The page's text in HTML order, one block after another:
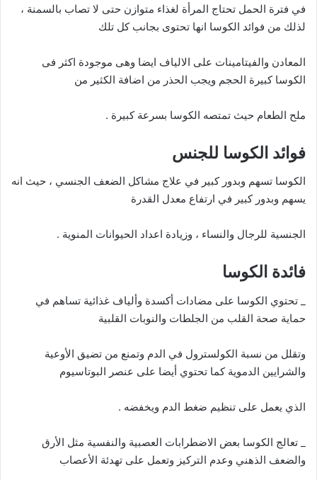
في فترة الحمل تحتاج المرأة لغذاء متوازن حتى لا تصاب بالسمنة ،
لذلك من فوائد الكوسا انها تحتوى بجانب كل تلك
المعادن والفيتامينات على الالياف ايضا وهى موجودة اكثر فى
الكوسا كبيرة الحجم ويجب الحذر من اضافة الكثير من
ملح الطعام حيث تمتصه الكوسا بسرعة كبيرة .
فوائد الكوسا للجنس
الكوسا تسهم وبدور كبير في علاج مشاكل الضعف الجنسي ، حيث انه
يسهم وبدور كبير في ارتفاع معدل القدرة
الجنسية للرجال والنساء ، وزيادة اعداد الحيوانات المنوية .
فائدة الكوسا
_ تحتوي الكوسا على مضادات أكسدة وألياف غذائية تساهم في
حماية صحة القلب من الجلطات والنوبات القلبية
وتقلل من نسبة الكولسترول في الدم وتمنع من تضيق الأوعية
والشرايين الدموية كما تحتوي أيضا على عنصر البوتاسيوم
الذي يعمل على تنظيم ضغط الدم ويخفضه .
_ تعالج الكوسا بعض الاضطرابات العصبية والنفسية مثل الأرق
والضعف الذهني وعدم التركيز وتعمل على تهدئة الأعصاب